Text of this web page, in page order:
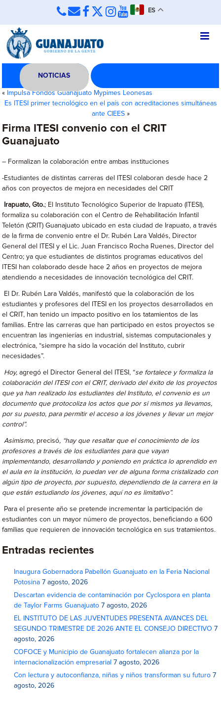
ES
NOTICIAS
« Impulsa Fondos Guanajuato Mypimes Leonesas
Es ITESI primer tecnológico en el país con acreditaciones simultáneas
ante CIEES»
Firma ITESI convenio con el CRIT
Guanajuato
– Formalizan la colaboración entre ambas instituciones
-Estudiantes de distintas carreras del ITESI colaboran desde hace 2
años con proyectos de mejora en necesidades del CRIT
Irapuato, Gto.; El Instituto Tecnológico Superior de Irapuato (ITESI),
formaliza su colaboración con el Centro de Rehabilitación Infantil
Teletón (CRIT) Guanajuato ubicado en esta ciudad de Irapuato, a través
de la firma de convenio entre el Dr. Rubén Lara Valdés, Director
General del ITESI y el Lic. Juan Francisco Rocha Ruenes, Director del
Centro; ya que estudiantes de distintos programas educativos del
ITESI han colaborado desde hace 2 años en proyectos de mejora
atendiendo a necesidades de innovación tecnológica del CRIT.
El Dr. Rubén Lara Valdés, manifestó que la colaboración de los
estudiantes y profesores del ITESI en los proyectos desarrollados en
el CRIT, han tenido un impacto positivo en los tatamientos de las
familias. Entre las carreras que han participado en estos proyectos se
encuentran las ingenierías en industrial, sistemas computacionales y
electrónica, “siempre ha sido la vocación del Instituto, cubrir
necesidades”.
Hoy,agregó el Director General del ITESI, “se fortalece y formaliza la
colaboración del ITESI con el CRIT, derivado del éxito de los proyectos
que ya han realizado los estudiantes del Instituto, el convenio es un
documento que protocoliza los actos que por si mismos ya llevamos,
por su puesto, para permitir el acceso a los jóvenes y llevar un mejor
control”.
Asimismo, precisó, “hay que resaltar que el conocimiento de los
profesores a través de los estudiantes para que vayan
implementando, desarrollando y poniendo en práctica lo aprendido en
el aula en la institución, lo puedan ver de alguna forma cristalizado con
algún tipo de proyecto, por supuesto, dependiendo de la carrera en la
que están estudiando los jóvenes, aquí no es limitativo”.
Para el presente año se pretende incrementar la participación de
estudiantes con un mayor número de proyectos, beneficiando a 600
familias que requieren de innovación tecnológica en sus tratamientos.
Entradas recientes
Inaugura Gobernadora Pabellón Guanajuato en la Feria Nacional
Potosina 7 agosto, 2026
Descartan evidencia de contaminación por Cyclospora en planta
de Taylor Farms Guanajuato 7 agosto, 2026
EL INSTITUTO DE LAS JUVENTUDES PRESENTA AVANCES DEL
SEGUNDO TRIMESTRE DE 2026 ANTE EL CONSEJO DIRECTIVO 7
agosto, 2026
COFOCE y Municipio de Guanajuato fortalecen alianza por la
internacionalización empresarial 7 agosto, 2026
Con lectura y autoconfianza, niñas y niños transforman su futuro 7
agosto, 2026